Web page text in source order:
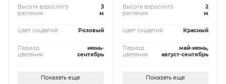
Высота взрослого
растения
3
м
Цвет соцветий Розовый
Период
цветения
июнь-
сентябрь
Показать еще
Высота взрослого
растения
2
м
Цвет соцветий Красный
Период
цветения
май-июнь,
август-сентябрь
Показать еще